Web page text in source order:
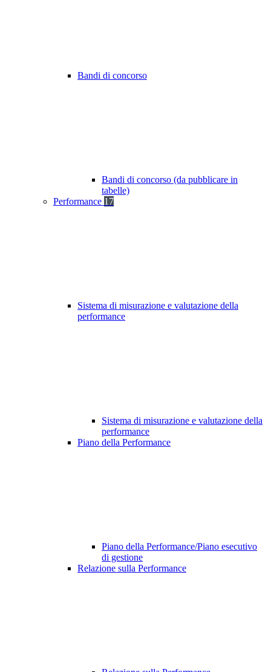
Bandi di concorso
Bandi di concorso (da pubblicare in
tabelle)
Performance 17
Sistema di misurazione e valutazione della
performance
Sistema di misurazione e valutazione della
performance
Piano della Performance
Piano della Performance/Piano esecutivo
di gestione
Relazione sulla Performance